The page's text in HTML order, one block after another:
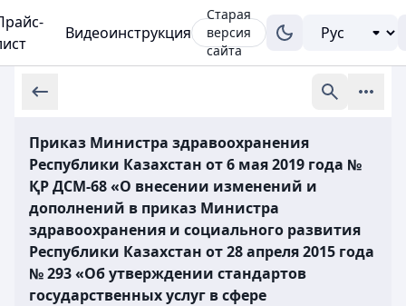
Видеоинструкция
Старая
версия
сайта
Приказ Министра здравоохранения
Республики Казахстан от 6 мая 2019 года №
ҚР ДСМ-68 «О внесении изменений и
дополнений в приказ Министра
здравоохранения и социального развития
Республики Казахстан от 28 апреля 2015 года
№ 293 «Об утверждении стандартов
государственных услуг в сфере